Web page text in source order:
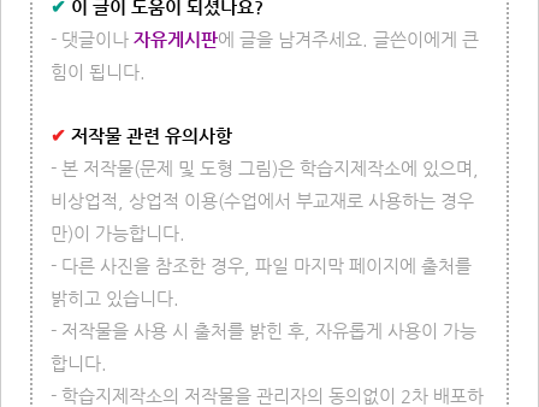
✔ 이 글이 도움이 되셨나요?
- 댓글이나 자유게시판에 글을 남겨주세요. 글쓴이에게 큰
힘이 됩니다.
✔ 저작물 관련 유의사항
- 본 저작물(문제 및 도형 그림)은 학습지제작소에 있으며,
비상업적, 상업적 이용(수업에서 부교재로 사용하는 경우
만)이 가능합니다.
- 다른 사진을 참조한 경우, 파일 마지막 페이지에 출처를
밝히고 있습니다.
- 저작물을 사용 시 출처를 밝힌 후, 자유롭게 사용이 가능
합니다.
- 학습지제작소의 저작물을 관리자의 동의없이 2차 배포하